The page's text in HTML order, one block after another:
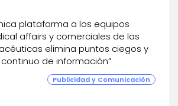
plataforma a los equipos
affairs y comerciales de las
elimina puntos ciegos y
de información”
Publicidad y Comunicación